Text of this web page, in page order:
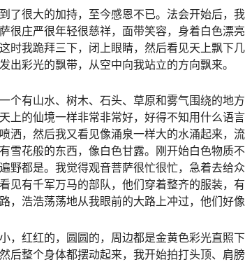
了很大的加持，至今感恩不已。法会开始后，
很庄严很年轻很慈祥，面带笑容，身着白色漂
时我跪拜三下，闭上眼睛，然后看见天上飘下
出彩光的飘带，从空中向我站立的方向飘来。
个有山水、树木、石头、草原和雾气围绕的地
上的仙境一样非常非常好，好得不知用什么语
洒，然后我又看见像涌泉一样大的水涌起来，
雪花般的东西，像白色甘露。刚开始白色物质
野都是。我觉得观音菩萨很忙很忙，急着去给
见有千军万马的部队，他们穿着整齐的服装，
，浩浩荡荡地从我眼前的大路上冲过，他们好像
，红红的，圆圆的，周边都是金黄色彩光直照
后整个身体都摆动起来，我开始拍打头顶、肩膀